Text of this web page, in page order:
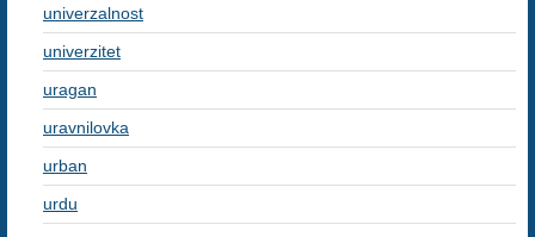
univerzalnost
univerzitet
uragan
uravnilovka
urban
urdu